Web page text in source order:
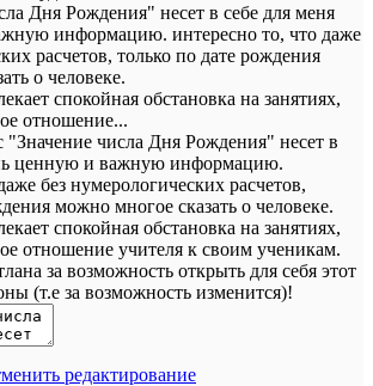
Дня Рождения" несет в себе для меня
информацию. интересно то, что даже
расчетов, только по дате рождения
о человеке.
спокойная обстановка на занятиях,
отношение...
"Значение числа Дня Рождения" несет в
ценную и важную информацию.
без нумерологических расчетов,
можно многое сказать о человеке.
спокойная обстановка на занятиях,
отношение учителя к своим ученикам.
за возможность открыть для себя этот
(т.е за возможность изменится)!
редактирование